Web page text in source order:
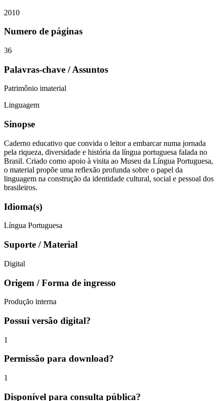
2010
Numero de páginas
36
Palavras-chave / Assuntos
Patrimônio imaterial
Linguagem
Sinopse
Caderno educativo que convida o leitor a embarcar numa jornada
pela riqueza, diversidade e história da língua portuguesa falada no
Brasil. Criado como apoio à visita ao Museu da Língua Portuguesa,
o material propõe uma reflexão profunda sobre o papel da
linguagem na construção da identidade cultural, social e pessoal dos
brasileiros.
Idioma(s)
Língua Portuguesa
Suporte / Material
Digital
Origem / Forma de ingresso
Produção interna
Possui versão digital?
1
Permissão para download?
1
Disponível para consulta pública?